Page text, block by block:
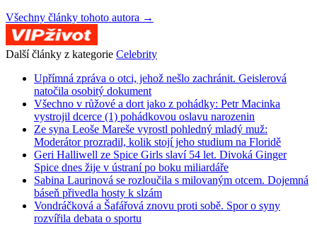
Všechny články tohoto autora →
Další články z kategorie Celebrity
Upřímná zpráva o otci, jehož nešlo zachránit. Geislerová
natočila osobitý dokument
Všechno v růžové a dort jako z pohádky: Petr Macinka
vystrojil dcerce (1) pohádkovou oslavu narozenin
Ze syna Leoše Mareše vyrostl pohledný mladý muž:
Moderátor prozradil, kolik stojí jeho studium na Floridě
Geri Halliwell ze Spice Girls slaví 54 let. Divoká Ginger
Spice dnes žije v ústraní po boku miliardáře
Sabina Laurinová se rozloučila s milovaným otcem. Dojemná
báseň přivedla hosty k slzám
Vondráčková a Šafářová znovu proti sobě. Spor o syny
rozvířila debata o sportu